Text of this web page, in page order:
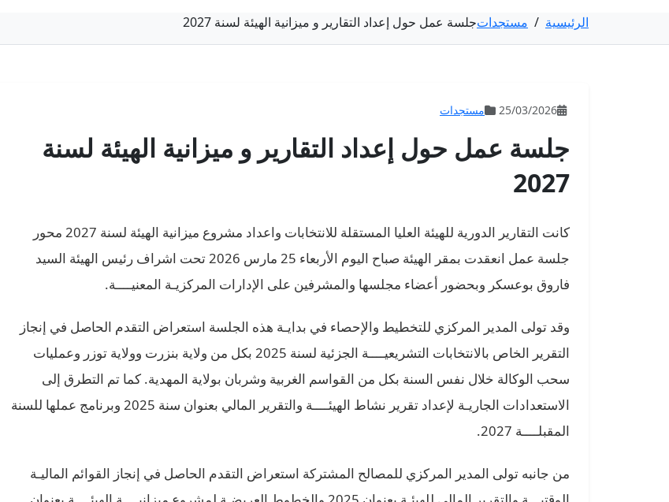
الرئيسية / مستجداتجلسة عمل حول إعداد التقارير و ميزانية الهيئة لسنة 2027
25/03/2026 مستجدات
جلسة عمل حول إعداد التقارير و ميزانية الهيئة لسنة
2027
كانت التقارير الدورية للهيئة العليا المستقلة للانتخابات واعداد مشروع ميزانية الهيئة لسنة 2027 محور
جلسة عمل انعقدت بمقر الهيئة صباح اليوم الأربعاء 25 مارس 2026 تحت اشراف رئيس الهيئة السيد
فاروق بوعسكر وبحضور أعضاء مجلسها والمشرفين على الإدارات المركزيـة المعنيــــة.
وقد تولى المدير المركزي للتخطيط والإحصاء في بدايـة هذه الجلسة استعراض التقدم الحاصل في إنجاز
التقرير الخاص بالانتخابات التشريعيــــة الجزئية لسنة 2025 بكل من ولاية بنزرت وولاية توزر وعمليات
سحب الوكالة خلال نفس السنة بكل من القواسم الغربية وشربان بولاية المهدية. كما تم التطرق إلى
الاستعدادات الجاريـة لإعداد تقرير نشاط الهيئــــة والتقرير المالي بعنوان سنة 2025 وبرنامج عملها للسنة
المقبلــــة 2027.
من جانبه تولى المدير المركزي للمصالح المشتركة استعراض التقدم الحاصل في إنجاز القوائم الماليـة